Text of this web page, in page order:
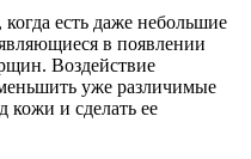
есть даже небольшие
в появлении
Воздействие
уже различимые
и сделать ее